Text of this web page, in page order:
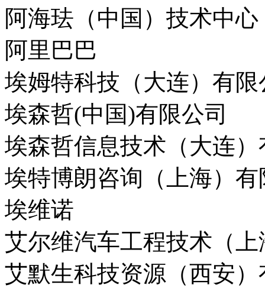
阿海珐（中国）技术中心
阿里巴巴
埃姆特科技（大连）有限
埃森哲(中国)有限公司
埃森哲信息技术（大连
埃特博朗咨询（上海）
埃维诺
艾尔维汽车工程技术（
艾默生科技资源（西安